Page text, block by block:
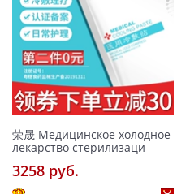
荣晟 Медицинское холодное
лекарство стерилизаци
3258 pуб.